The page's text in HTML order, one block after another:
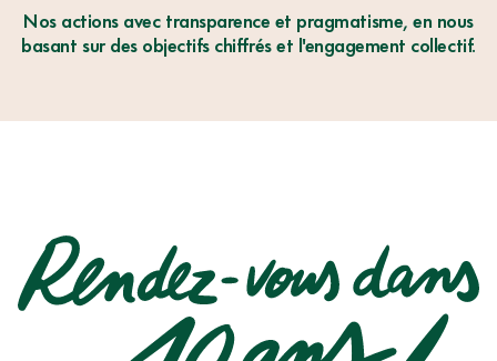
Nos actions avec transparence et pragmatisme, en nous
basant sur des objectifs chiffrés et l'engagement collectif.